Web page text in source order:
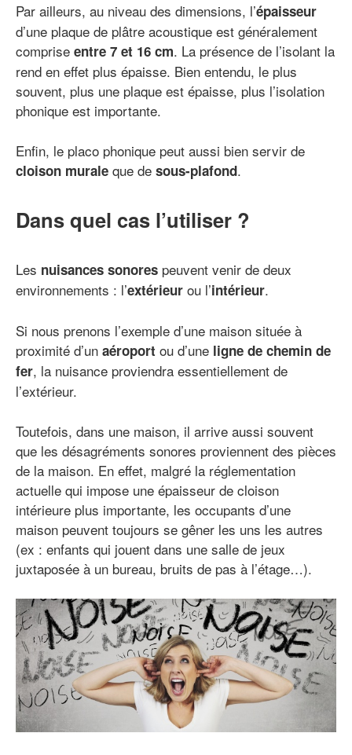
Par ailleurs, au niveau des dimensions, l’épaisseur
d’une plaque de plâtre acoustique est généralement
comprise entre 7 et 16 cm. La présence de l’isolant la
rend en effet plus épaisse. Bien entendu, le plus
souvent, plus une plaque est épaisse, plus l’isolation
phonique est importante.
Enfin, le placo phonique peut aussi bien servir de
cloison murale que de sous-plafond.
Dans quel cas l’utiliser ?
Les nuisances sonores peuvent venir de deux
environnements : l’extérieur ou l’intérieur.
Si nous prenons l’exemple d’une maison située à
proximité d’un aéroport ou d’une ligne de chemin de
fer, la nuisance proviendra essentiellement de
l’extérieur.
Toutefois, dans une maison, il arrive aussi souvent
que les désagréments sonores proviennent des pièces
de la maison. En effet, malgré la réglementation
actuelle qui impose une épaisseur de cloison
intérieure plus importante, les occupants d’une
maison peuvent toujours se gêner les uns les autres
(ex : enfants qui jouent dans une salle de jeux
juxtaposée à un bureau, bruits de pas à l’étage…).